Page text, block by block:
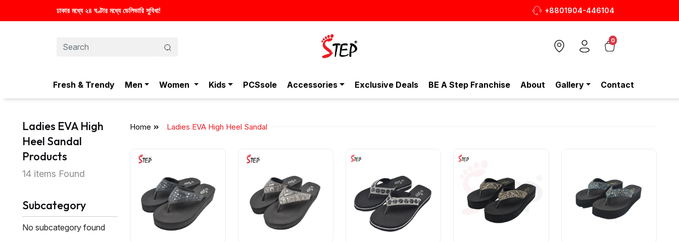
মধ্যে ডেলিভারি সুবিধা! স্টাইলিশ ও আরামদায়ক জুতা, এখন আরও সাশ্রয়ীমূল্যে - শুধুই স্টেপ-এ!
+8801904-446104
0
Fresh & Trendy Men Women Kids PCSsole Accessories Exclusive Deals BE A Step Franchise About Gallery Contact
Ladies EVA High
Heel Sandal
Products
14 items Found
Subcategory
No subcategory found
Home Ladies EVA High Heel Sandal